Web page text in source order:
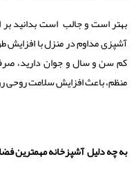
بهتر است و جالب است بدانید بر
آشپزی مداوم در منزل با افزایش
کم سن و سال و جوان دارید، صرف
منظم، باعث افزایش سلامت روحی
به چه دلیل آشپزخانه مهمترین